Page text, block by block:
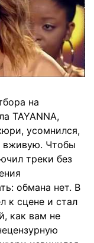
на
TAYANNA,
усомнился,
вживую. Чтобы
треки без
обмана нет. В
к сцене и стал
как вам не